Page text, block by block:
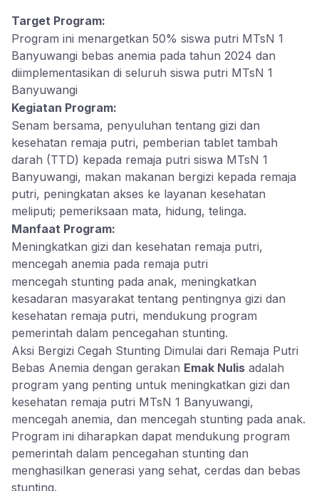
Target Program:
Program ini menargetkan 50% siswa putri MTsN 1
Banyuwangi bebas anemia pada tahun 2024 dan
diimplementasikan di seluruh siswa putri MTsN 1
Banyuwangi
Kegiatan Program:
Senam bersama, penyuluhan tentang gizi dan
kesehatan remaja putri, pemberian tablet tambah
darah (TTD) kepada remaja putri siswa MTsN 1
Banyuwangi, makan makanan bergizi kepada remaja
putri, peningkatan akses ke layanan kesehatan
meliputi; pemeriksaan mata, hidung, telinga.
Manfaat Program:
Meningkatkan gizi dan kesehatan remaja putri,
mencegah anemia pada remaja putri
mencegah stunting pada anak, meningkatkan
kesadaran masyarakat tentang pentingnya gizi dan
kesehatan remaja putri, mendukung program
pemerintah dalam pencegahan stunting.
Aksi Bergizi Cegah Stunting Dimulai dari Remaja Putri
Bebas Anemia dengan gerakan Emak Nulis adalah
program yang penting untuk meningkatkan gizi dan
kesehatan remaja putri MTsN 1 Banyuwangi,
mencegah anemia, dan mencegah stunting pada anak.
Program ini diharapkan dapat mendukung program
pemerintah dalam pencegahan stunting dan
menghasilkan generasi yang sehat, cerdas dan bebas
stunting.